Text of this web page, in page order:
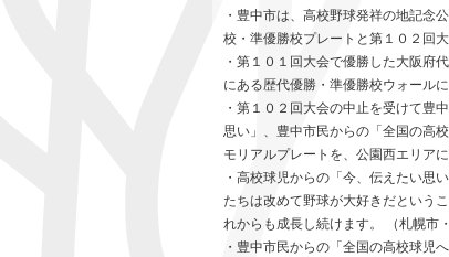
・豊中市は、高校野球発祥の地記念
校・準優勝校プレートと第１０２回
・第１０１回大会で優勝した大阪府
にある歴代優勝・準優勝校ウォール
・第１０２回大会の中止を受けて豊
思い」、豊中市⺠からの「全国の高
モリアルプレートを、公園⻄エリア
・⾼校球児からの「今、伝えたい思
たちは改めて野球が大好きだという
れからも成長し続けます。 （札幌市
・豊中市⺠からの「全国の⾼校球児